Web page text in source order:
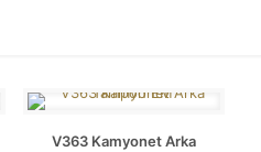
V363 Kamyonet Arka